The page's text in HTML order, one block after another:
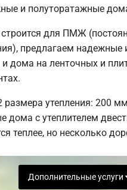
и полуторатажные
для ПМЖ
предлагаем надежные
и дома на ленточных и
размера утепления: 200
дома с утеплителем
теплее, но несколько
Дополнительные услуги